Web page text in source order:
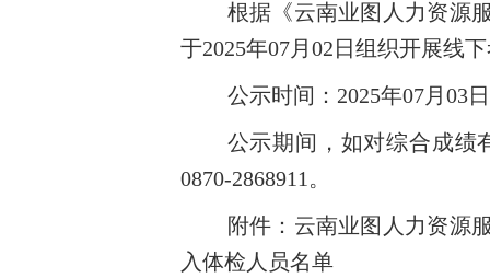
根据《云南业图人力资源
于2025年07月 02 日组织开展线
公示时间：2025年07月 03
公示期间，如对综合成绩
0870-2868911 。
附件： 云南业图人力资源
入体检人员名单